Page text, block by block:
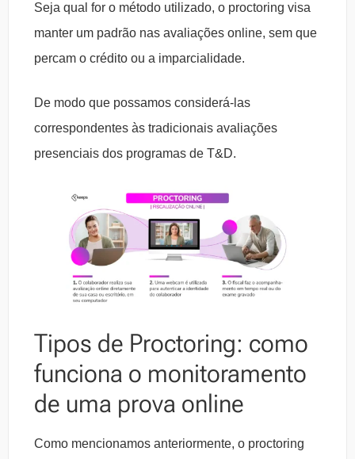
Seja qual for o método utilizado, o proctoring visa
manter um padrão nas avaliações online, sem que
percam o crédito ou a imparcialidade.
De modo que possamos considerá-las
correspondentes às tradicionais avaliações
presenciais dos programas de T&D.
Tipos de Proctoring: como
funciona o monitoramento
de uma prova online
Como mencionamos anteriormente, o proctoring